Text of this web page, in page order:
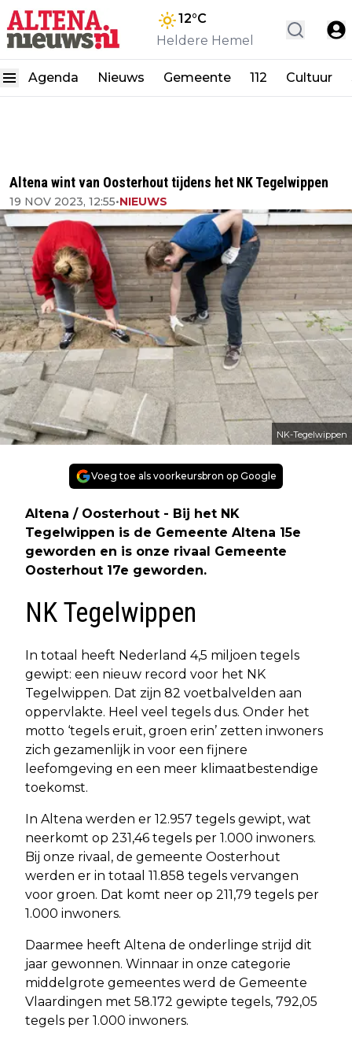
12°C
Heldere Hemel
Agenda Nieuws Gemeente 112 Cultuur
Altena wint van Oosterhout tijdens het NK Tegelwippen
19 NOV 2023, 12:55•NIEUWS
NK-Tegelwippen
Voeg toe als voorkeursbron op Google
Altena / Oosterhout - Bij het NK
Tegelwippen is de Gemeente Altena 15e
geworden en is onze rivaal Gemeente
Oosterhout 17e geworden.
NK Tegelwippen
In totaal heeft Nederland 4,5 miljoen tegels
gewipt: een nieuw record voor het NK
Tegelwippen. Dat zijn 82 voetbalvelden aan
oppervlakte. Heel veel tegels dus. Onder het
motto ‘tegels eruit, groen erin’ zetten inwoners
zich gezamenlijk in voor een fijnere
leefomgeving en een meer klimaatbestendige
toekomst.
In Altena werden er 12.957 tegels gewipt, wat
neerkomt op 231,46 tegels per 1.000 inwoners.
Bij onze rivaal, de gemeente Oosterhout
werden er in totaal 11.858 tegels vervangen
voor groen. Dat komt neer op 211,79 tegels per
1.000 inwoners.
Daarmee heeft Altena de onderlinge strijd dit
jaar gewonnen. Winnaar in onze categorie
middelgrote gemeentes werd de Gemeente
Vlaardingen met 58.172 gewipte tegels, 792,05
tegels per 1.000 inwoners.